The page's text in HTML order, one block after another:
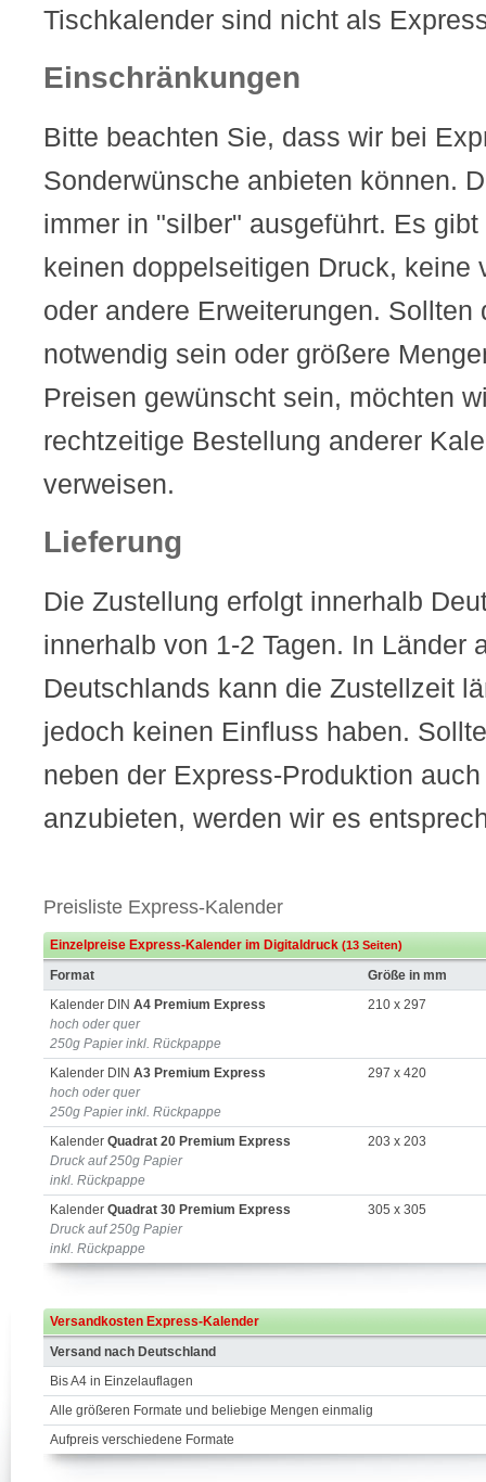
Tischkalender sind nicht als
Einschränkungen
Bitte beachten Sie, dass wir bei
Sonderwünsche anbieten können.
immer in "silber" ausgeführt. Es
keinen doppelseitigen Druck, keine
oder andere Erweiterungen. Sollten
notwendig sein oder größere
Preisen gewünscht sein, möchten
rechtzeitige Bestellung anderer
verweisen.
Lieferung
Die Zustellung erfolgt innerhalb
innerhalb von 1-2 Tagen. In Länder
Deutschlands kann die Zustellzeit
jedoch keinen Einfluss haben.
neben der Express-Produktion
anzubieten, werden wir es
Preisliste Express-Kalender
Einzelpreise Express-Kalender im Digitaldruck (13 Seiten)
Format
Größe in mm
Kalender DIN A4 Premium Express
hoch oder quer
250g Papier inkl. Rückpappe
210 x 297
Kalender DIN A3 Premium Express
hoch oder quer
250g Papier inkl. Rückpappe
297 x 420
Kalender Quadrat 20 Premium Express
Druck auf 250g Papier
inkl. Rückpappe
203 x 203
Kalender Quadrat 30 Premium Express
Druck auf 250g Papier
inkl. Rückpappe
305 x 305
Versandkosten Express-Kalender
Versand nach Deutschland
Bis A4 in Einzelauflagen
Alle größeren Formate und beliebige Mengen einmalig
Aufpreis verschiedene Formate